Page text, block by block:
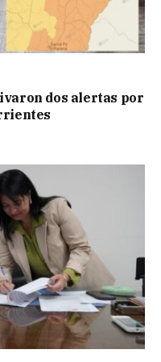
dos alertas por